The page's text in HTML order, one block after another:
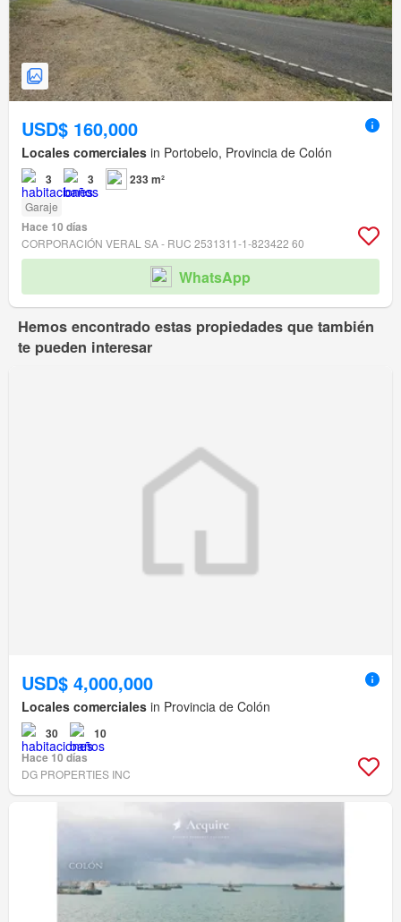
USD$ 160,000
Locales comerciales in Portobelo, Provincia de Colón
3 3 233 m²
Garaje
Hace 10 días
CORPORACIÓN VERAL SA - RUC 2531311-1-823422 60
WhatsApp
Hemos encontrado estas propiedades que también
te pueden interesar
USD$ 4,000,000
Locales comerciales in Provincia de Colón
30
10
Hace 10 días
DG PROPERTIES INC